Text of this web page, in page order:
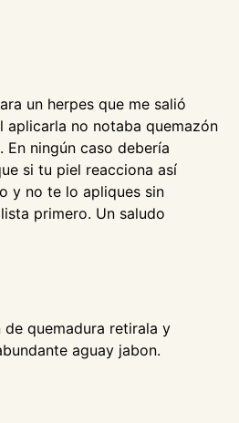
un herpes que me salió
aplicarla no notaba quemazón
En ningún caso debería
si tu piel reacciona así
y no te lo apliques sin
primero. Un saludo
de quemadura retirala y
aguay jabon.